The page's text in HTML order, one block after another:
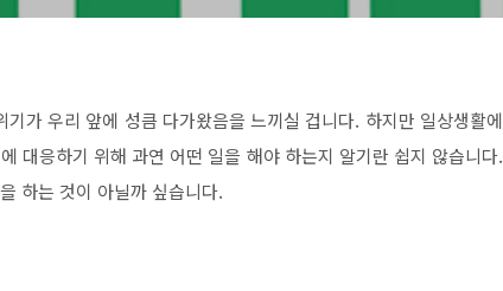
가 우리 앞에 성큼 다가왔음을 느끼실 겁니다. 하지만 일상생활에
대응하기 위해 과연 어떤 일을 해야 하는지 알기란 쉽지 않습니다.
하는 것이 아닐까 싶습니다.